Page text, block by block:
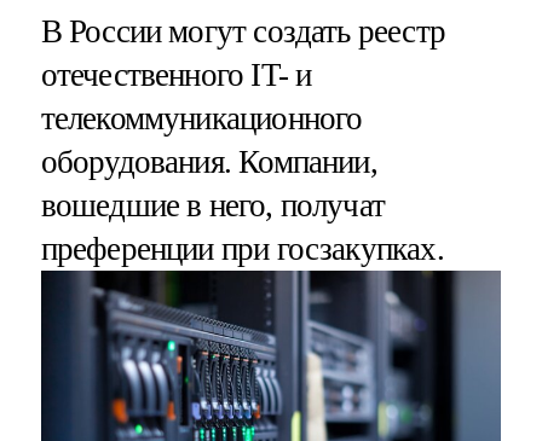
В России могут создать реестр
отечественного IT- и
телекоммуникационного
оборудования. Компании,
вошедшие в него, получат
преференции при госзакупках.